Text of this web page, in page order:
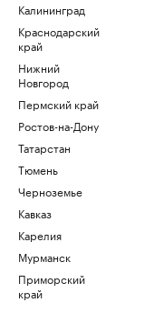
Калининград
Краснодарский
край
Нижний
Новгород
Пермский край
Ростов-на-Дону
Татарстан
Тюмень
Черноземье
Кавказ
Карелия
Мурманск
Приморский
край